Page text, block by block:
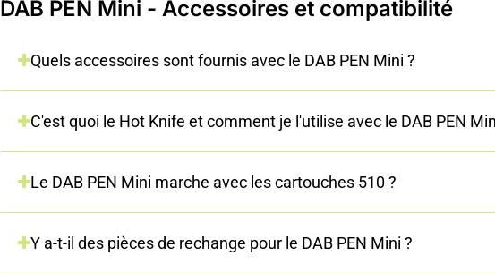
DAB PEN Mini - Accessoires et compatibilité
Quels accessoires sont fournis avec le DAB PEN Mini ?
C'est quoi le Hot Knife et comment je l'utilise avec le DAB PEN
Le DAB PEN Mini marche avec les cartouches 510 ?
Y a-t-il des pièces de rechange pour le DAB PEN Mini ?